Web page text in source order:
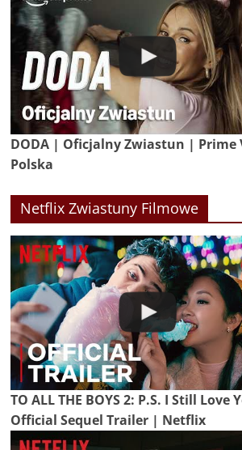
DODA | Oficjalny Zwiastun | Prime
Polska
Netflix Zwiastuny Filmowe
TO ALL THE BOYS 2: P.S. I Still Love
Official Sequel Trailer | Netflix